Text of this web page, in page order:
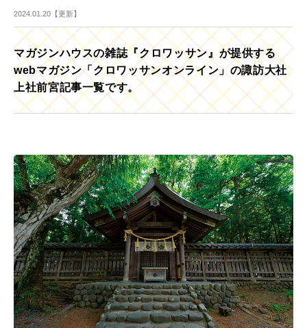
2024.01.20【更新】
マガジンハウスの雑誌『クロワッサン』が提供する
webマガジン「クロワッサンオンライン」の諏訪大社
上社前宮記事一覧です。